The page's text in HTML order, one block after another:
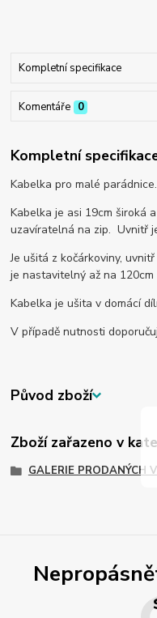
Kompletní specifikace
Komentáře 0
Kompletní
Kabelka pro malé parádnice.
Kabelka je asi 19cm široká
uzavíratelná na zip. Uvnitř
Je ušitá z kočárkoviny,
je nastavitelný až na 120cm
Kabelka je ušita v domácí
V případě nutnosti
Původ zboží
Zboží zařazeno v
GALERIE PRODANÝCH